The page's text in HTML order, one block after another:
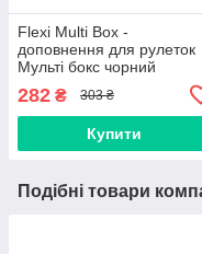
Flexi Multi Box -
доповнення для рулеток
Мульті бокс чорний
282 ₴ 303 ₴
Купити
Подібні товари